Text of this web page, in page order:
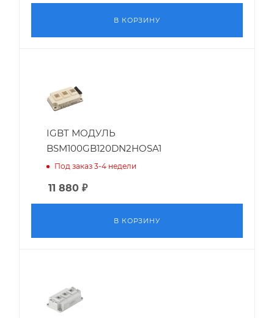
В КОРЗИНУ
IGBT МОДУЛЬ
BSM100GB120DN2HOSA1
Под заказ 3-4 недели
11 880 ₽
В КОРЗИНУ